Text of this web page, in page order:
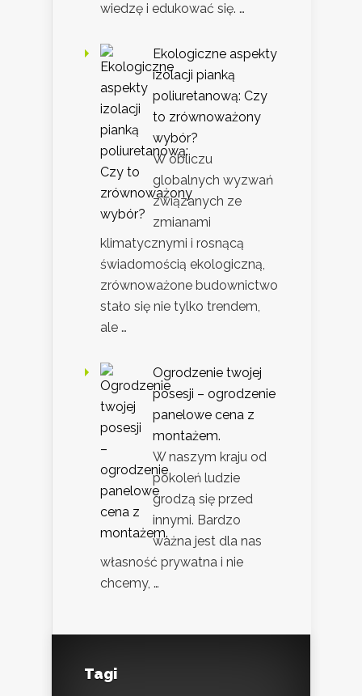
wiedzę i edukować się. …
Ekologiczne aspekty
izolacji pianką
poliuretanową: Czy
to zrównoważony
wybór?
W obliczu
globalnych wyzwań
związanych ze
zmianami
klimatycznymi i rosnącą
świadomością ekologiczną,
zrównoważone budownictwo
stało się nie tylko trendem,
ale …
Ogrodzenie twojej
posesji – ogrodzenie
panelowe cena z
montażem.
W naszym kraju od
pokoleń ludzie
grodzą się przed
innymi. Bardzo
ważna jest dla nas
własność prywatna i nie
chcemy, …
Tagi